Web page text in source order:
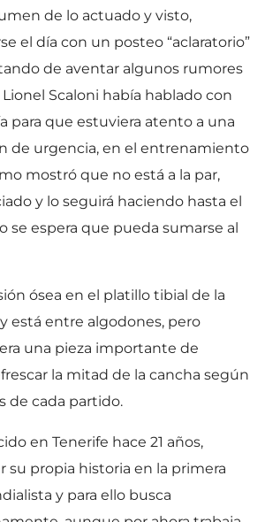
de lo actuado y visto,
el día con un posteo “aclaratorio”
de aventar algunos rumores
Scaloni había hablado con
para que estuviera atento a una
de urgencia, en el entrenamiento
mostró que no está a la par,
y lo seguirá haciendo hasta el
se espera que pueda sumarse al
ósea en el platillo tibial de la
está entre algodones, pero
una pieza importante de
la mitad de la cancha según
de cada partido.
en Tenerife hace 21 años,
su propia historia en la primera
y para ello busca